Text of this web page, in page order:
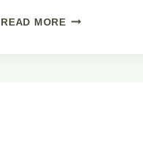
READ MOREBEYLIKDÜZÜ